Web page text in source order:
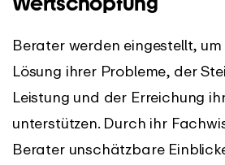
Berater werden eingestellt,
Lösung ihrer Probleme, der
Leistung und der Erreichung
unterstützen. Durch ihr
Berater unschätzbare